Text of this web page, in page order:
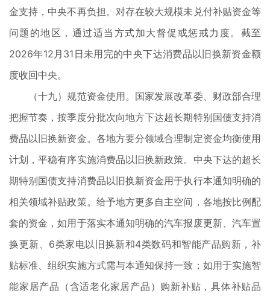
金支持，中央不再负担。对存在较大规模未兑付补贴资金等
问题的地区，通过适当方式加大督促或惩戒力度。截至
2026年12月31日未用完的中央下达消费品以旧换新资金额
度收回中央。
（十九）规范资金使用。国家发展改革委、财政部合理
把握节奏，按季度分批次向地方下达超长期特别国债支持消
费品以旧换新资金。各地方要分领域合理制定资金均衡使用
计划，平稳有序实施消费品以旧换新政策。中央下达的超长
期特别国债支持消费品以旧换新资金用于执行本通知明确的
相关领域补贴政策。给予地方更多自主空间，各地按比例配
套的资金，如用于落实本通知明确的汽车报废更新、汽车置
换更新、6类家电以旧换新和4类数码和智能产品购新，补
贴标准、组织实施方式需与本通知保持一致；如用于实施智
能家居产品（含适老化家居产品）购新补贴，具体补贴品